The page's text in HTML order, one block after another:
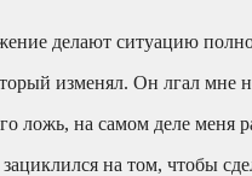
делают ситуацию
изменял. Он лгал мне
ложь, на самом деле меня
на том, чтобы